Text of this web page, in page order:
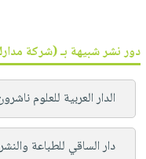
دور نشر شبيهة بـ (شركة
الدار العربية للعلوم
دار الساقي للطباعة والنشر